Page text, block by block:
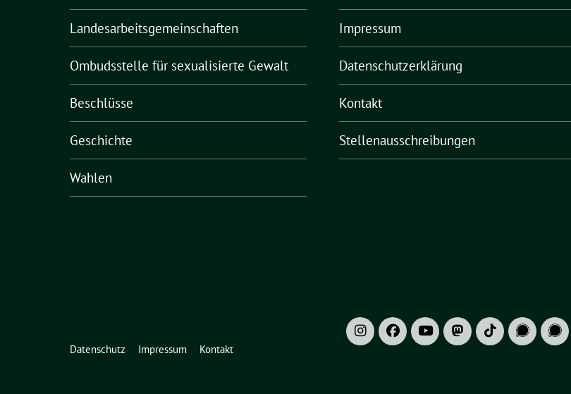
Landesarbeitsgemeinschaften
Ombudsstelle für sexualisierte Gewalt
Beschlüsse
Geschichte
Wahlen
Impressum
Datenschutzerklärung
Kontakt
Stellenausschreibungen
Datenschutz Impressum Kontakt